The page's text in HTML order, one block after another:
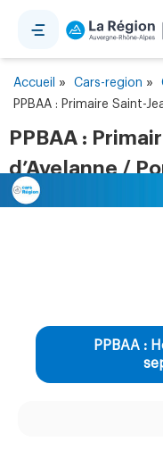
Accueil » Cars-region »
PPBAA : Primaire Saint-
PPBAA :
d’Avelanne /
PPBAA :